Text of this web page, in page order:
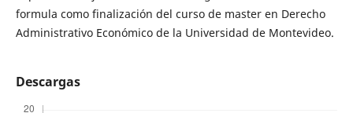
formula como finalización del curso de master en Derecho
Administrativo Económico de la Universidad de Montevideo.
Descargas